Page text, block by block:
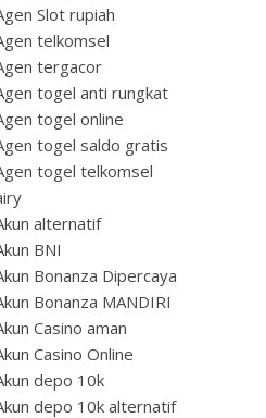
Slot rupiah
telkomsel
tergacor
togel anti rungkat
togel online
togel saldo gratis
togel telkomsel
alternatif
BNI
Bonanza Dipercaya
Bonanza MANDIRI
Casino aman
Casino Online
depo 10k
depo 10k alternatif